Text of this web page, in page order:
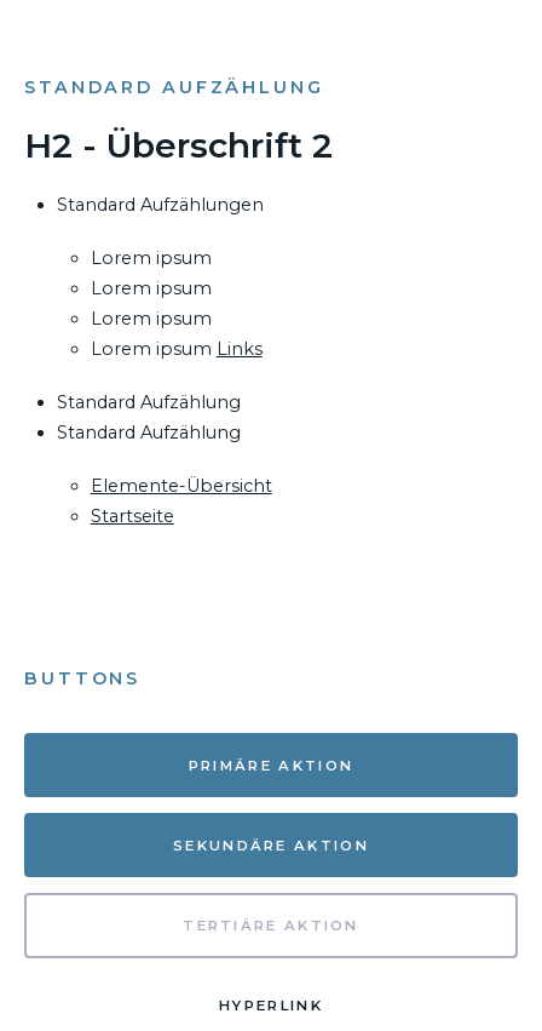
STANDARD AUFZÄHLUNG
H2 - Überschrift 2
Standard Aufzählungen
Lorem ipsum
Lorem ipsum
Lorem ipsum
Lorem ipsum Links
Standard Aufzählung
Standard Aufzählung
Elemente-Übersicht
Startseite
BUTTONS
PRIMÄRE AKTION
SEKUNDÄRE AKTION
TERTIÄRE AKTION
HYPERLINK